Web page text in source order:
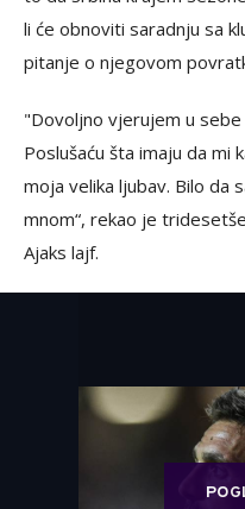
li će obnoviti saradnju sa
pitanje o njegovom
"Dovoljno vjerujem u
Poslušaću šta imaju da mi
moja velika ljubav. Bilo da
mnom“, rekao je
Ajaks lajf.